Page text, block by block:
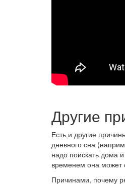
Другие
Есть и другие
дневного сна
надо поискать дома
временем она может
Причинами, почему